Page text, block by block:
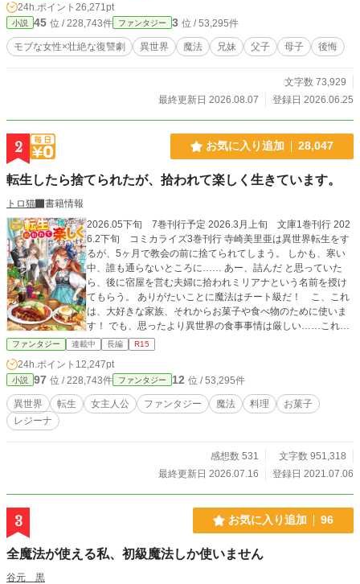
24h.ポイント 26,271pt
小説 45 位 / 228,743件 ファンタジー 3 位 / 53,295件
モブな女性×壮絶な復讐劇 異世界 魔法 兄妹 父子 母子 後悔
文字数 73,929
最終更新日 2026.08.07
登録日 2026.06.25
2 お気に入り追加 28,047
転生したら捨てられたが、拾われて楽しく生きています。
トロ猫
書籍情報
2026.05下旬 7巻刊行予定 2026.3月上旬 文庫1巻刊行 202
6.2下旬 コミカライズ3巻刊行 寺崎美里亜は異世界転生をす
るが、5ヶ月で教会の前に捨てられてしまう。 しかも、寒い
中、誰も通らないところに…… あー、詰んだ と思っていた
ら、後に宿屋を営む夫婦に拾われミリアナという名前を授け
てもらう。 ありがたいことに魔法はチート級だ！ こ、これ
は、大好きな家族、それからお菓子や食べ物のために使いま
す！ でも、思ったより異世界の食事事情は厳しい……これは
ミリアナが楽しく生きながら奮闘する話。 2025.4月下旬6巻
刊行 2025.2月下旬コミックス2巻刊行 2024.7月下旬５巻刊行
2024.6月下旬コミックス1巻刊行 2024.1月下旬4巻刊行 2023.
12.19 コミカライズ連載スタート 2023.9月下旬三巻刊行 202
3.3月30日二巻刊行 2022.11月30日一巻刊行 コメント欄を解
放しました。 誤字脱字のコメントも受け付けておりますが、
ドの『書籍の誤字脱字はここに』にてお願いいたします。 出
す。 よろしくお願いいたします。
ファンタジー 連載中 長編 R15
24h.ポイント 12,247pt
小説 97 位 / 228,743件 ファンタジー 12 位 / 53,295件
異世界 転生 女主人公 ファンタジー 魔法 料理
お菓子
レジーナ
感想数 531
文字数 951,318
最終更新日 2026.07.16
登録日 2021.07.06
3 お気に入り追加 96
全魔法が使える私、初級魔法しか使いません
谷元 黒